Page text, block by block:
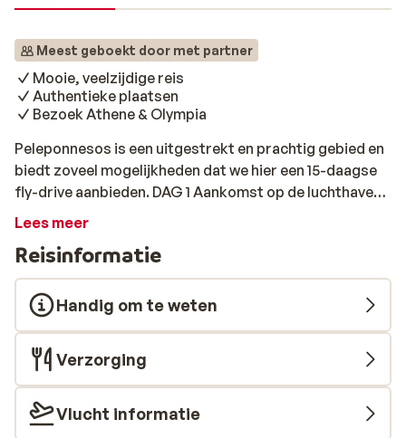
Meest geboekt door met partner
Mooie, veelzijdige reis
Authentieke plaatsen
Bezoek Athene & Olympia
Peleponnesos is een uitgestrekt en prachtig gebied en
biedt zoveel mogelijkheden dat we hier een 15-daagse
fly-drive aanbieden. DAG 1 Aankomst op de luchthaven
van Kalamata. Haal je huurauto op en rij naar je hotel.
prachtige uitzicht op de baai van Messinia en de haven.
De promenade is gevuld met leuke coffeeshops en
restaurants. Overnachting in de omgeving van
Kalamata. DAG 2 Ontbijt in het hotel. Maak je klaar voor
een bezoek aan de naburige kustdorpen richting
Messinian Mani. Geniet van idyllische landschappen,
glooiende heuvels, olijfbomen en cipressen naast het
mooie heldere blauwe water. Mantineia, Kitries,
Kardamyli zijn aanraders om te bezoeken. Bezoek het
Lees meer
Reisinformatie
Handig om te weten
Verzorging
Vlucht informatie